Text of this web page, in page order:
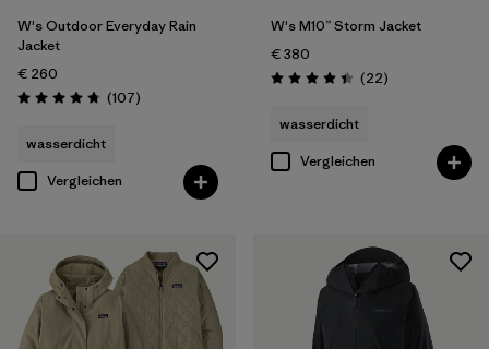
W's Outdoor Everyday Rain
Jacket
€ 260
Bewertung: 4.7 / 5
(107Rezensionen
)
wasserdicht
Vergleichen
W's M10™ Storm Jacket
€ 380
Bewertung: 4.4 / 5
(22Rezensionen
)
wasserdicht
Vergleichen